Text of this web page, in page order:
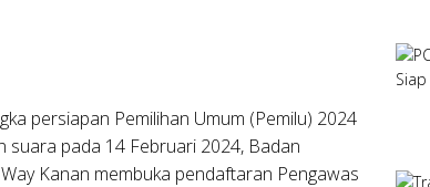
persiapan Pemilihan Umum (Pemilu) 2024
suara pada 14 Februari 2024, Badan
Kanan membuka pendaftaran Pengawas